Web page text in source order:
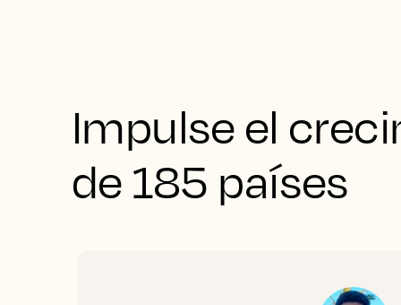
Impulse el
de 185 países